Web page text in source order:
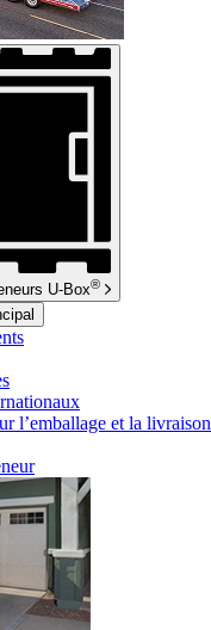
U-Box®
l’emballage et la livraison